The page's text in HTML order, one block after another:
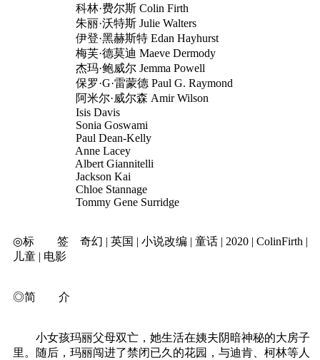
科林·费尔斯 Colin Firth
朱丽·沃特斯 Julie Walters
伊登·黑赫斯特 Edan Hayhurst
梅芙·德莫迪 Maeve Dermody
杰玛·鲍威尔 Jemma Powell
保罗·G·雷蒙德 Paul G. Raymond
阿米尔·威尔森 Amir Wilson
Isis Davis
Sonia Goswami
Paul Dean-Kelly
Anne Lacey
Albert Giannitelli
Jackson Kai
Chloe Stannage
Tommy Gene Surridge
◎标 签 奇幻 | 英国 | 小说改编 | 童话 | 2020 | ColinFirth |
儿童 | 电影
◎简 介
小女孩玛丽父母双亡，她生活在姨夫阴暗神秘的大房子
里。随后，玛丽闯进了禁闭已久的花园，与迪肯、柯林等人